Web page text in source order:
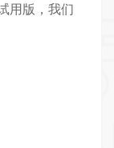
用版，我们